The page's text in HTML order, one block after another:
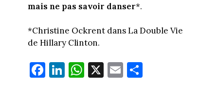
mais ne pas savoir danser*.
*Christine Ockrent dans La Double Vie
de Hillary Clinton.
Fa
ce
Li
nk
W
ha
X E
m
Pa
rt